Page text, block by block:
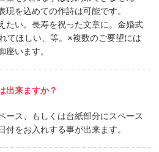
現を込めての作詩は可能です。
たい。長寿を祝った文章に。金婚式
てほしい、等。※複数のご要望には
座います。
出来ますか？
ース、もしくは台紙部分にスペース
付をお入れする事が出来ます。